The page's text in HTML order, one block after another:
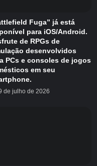
Fuga” já está
para iOS/Android.
de RPGs de
desenvolvidos
PCs e consoles de jogos
em seu
de julho de 2026